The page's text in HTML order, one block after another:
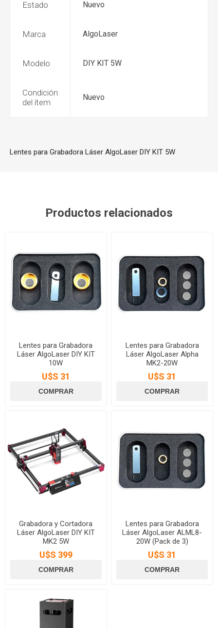
Estado Nuevo
Marca AlgoLaser
Modelo DIY KIT 5W
Condición
del ítem
Nuevo
Lentes para Grabadora Láser AlgoLaser DIY KIT 5W
Productos relacionados
Lentes para Grabadora
Láser AlgoLaser DIY KIT
10W
U$S 31
Lentes para Grabadora
Láser AlgoLaser Alpha
MK2-20W
U$S 31
Grabadora y Cortadora
Láser AlgoLaser DIY KIT
MK2 5W
U$S 399
Lentes para Grabadora
Láser AlgoLaser ALML8-
20W (Pack de 3)
U$S 31